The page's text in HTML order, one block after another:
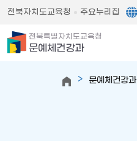
전북자치도교육청 주요누리집
전북특별자치도교육청
문예체건강과
문예체건강과